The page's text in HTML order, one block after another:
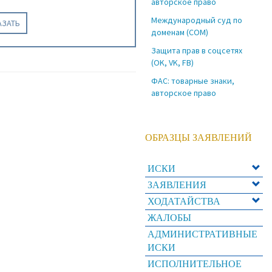
Международный суд по
доменам (COM)
Защита прав в соцсетях
(OK, VK, FB)
ФАС: товарные знаки,
авторское право
ОБРАЗЦЫ ЗАЯВЛЕНИЙ
ИСКИ
ЗАЯВЛЕНИЯ
ХОДАТАЙСТВА
ЖАЛОБЫ
АДМИНИСТРАТИВНЫЕ
ИСКИ
ИСПОЛНИТЕЛЬНОЕ